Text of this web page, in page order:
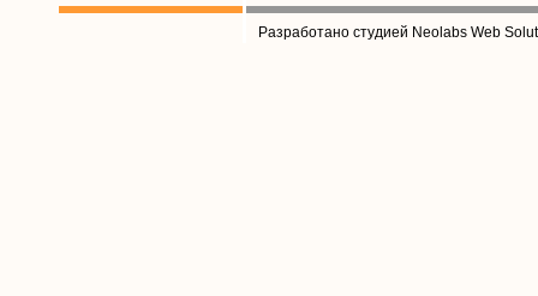
Разработано студией Neolabs Web